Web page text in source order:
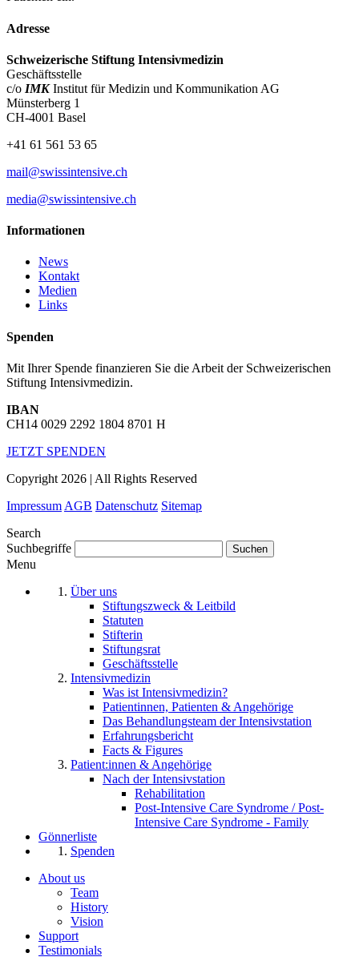
Adresse
Schweizerische Stiftung Intensivmedizin
Geschäftsstelle
c/o IMK Institut für Medizin und Kommunikation AG
Münsterberg 1
CH-4001 Basel
+41 61 561 53 65
mail@swissintensive.ch
media@swissintensive.ch
Informationen
News
Kontakt
Medien
Links
Spenden
Mit Ihrer Spende finanzieren Sie die Arbeit der Schweizerischen
Stiftung Intensivmedizin.
IBAN
CH14 0029 2292 1804 8701 H
JETZT SPENDEN
Copyright 2026 | All Rights Reserved
Impressum AGB Datenschutz Sitemap
Search
Suchbegriffe
Menu
Über uns
Stiftungszweck & Leitbild
Statuten
Stifterin
Stiftungsrat
Geschäftsstelle
Intensivmedizin
Was ist Intensivmedizin?
Patientinnen, Patienten & Angehörige
Das Behandlungsteam der Intensivstation
Erfahrungsbericht
Facts & Figures
Patient:innen & Angehörige
Nach der Intensivstation
Rehabilitation
Post-Intensive Care Syndrome / Post-
Intensive Care Syndrome - Family
Gönnerliste
Spenden
About us
Team
History
Vision
Support
Testimonials